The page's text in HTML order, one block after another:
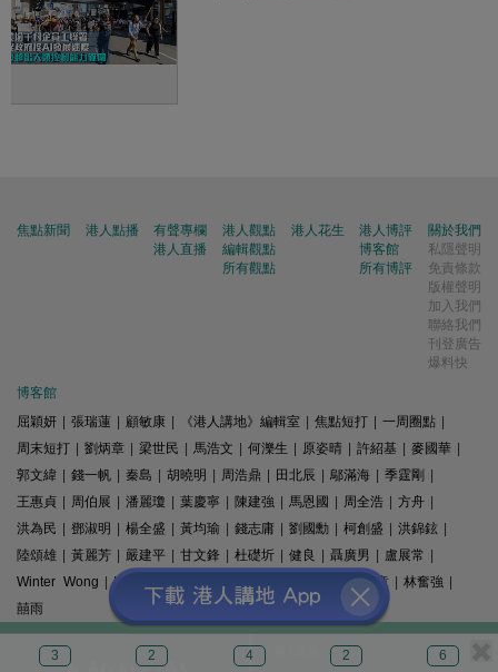
3 2 4 2 6
焦點新聞 港人點播
有聲專欄
港人直播
港人觀點
編輯觀點
所有觀點
港人花生
港人博評
博客館
所有博評
關於我們
私隱聲明
免責條款
版權聲明
加入我們
聯絡我們
刊登廣告
爆料快
博客館
屈穎妍
張瑞蓮 顧敏康 《港人講地》編輯室 焦點短打 一周圈點
周末短打
劉炳章 梁世民 馬浩文 何濼生 原姿晴 許紹基 麥國華
郭文緯
錢一帆 秦島 胡曉明 周浩鼎 田北辰 鄔滿海 季霆剛
王惠貞
周伯展 潘麗瓊 葉慶寧 陳建強 馬恩國 周全浩 方舟
洪為民
鄧淑明 楊全盛 黃均瑜 錢志庸 劉國勳 柯創盛 洪錦鉉
陸頌雄
黃麗芳 嚴建平 甘文鋒 杜礎圻 健良 聶廣男 盧展常
Winter Wong
K2 梁文新 羅崑 姚銘 精選文章 林奮強
囍雨
© 港人講地